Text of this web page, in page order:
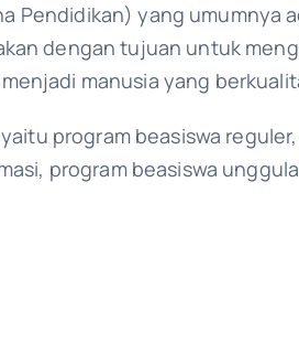
Pendidikan) yang umumnya
dengan tujuan untuk
manusia yang
program beasiswa
program beasiswa